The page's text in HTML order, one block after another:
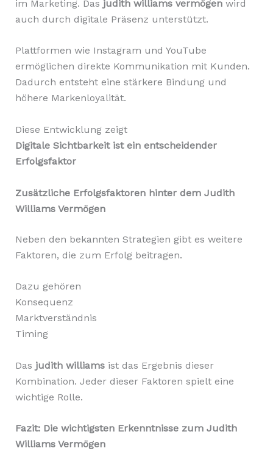
im Marketing. Das judith williams vermögenwird
auch durch digitale Präsenz unterstützt.
Plattformen wie Instagram und YouTube
ermöglichen direkte Kommunikation mit Kunden.
Dadurch entsteht eine stärkere Bindung und
höhere Markenloyalität.
Diese Entwicklung zeigt
Digitale Sichtbarkeit ist ein entscheidender
Erfolgsfaktor
Zusätzliche Erfolgsfaktoren hinter dem Judith
Williams Vermögen
Neben den bekannten Strategien gibt es weitere
Faktoren, die zum Erfolg beitragen.
Dazu gehören
Konsequenz
Marktverständnis
Timing
Das judith williamsist das Ergebnis dieser
Kombination. Jeder dieser Faktoren spielt eine
wichtige Rolle.
Fazit: Die wichtigsten Erkenntnisse zum Judith
Williams Vermögen